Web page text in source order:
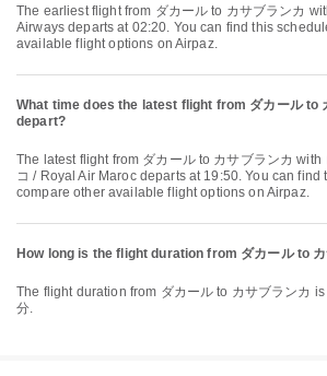
The earliest flight from ダカール to カサブランカ with カタール航空 / Qatar
Airways departs at 02:20. You can find this
available flight options on Airpaz.
What time does the latest flight from ダカール to
depart?
The latest flight from ダカール to カサブランカ with ロイヤル・エア・モロッ
コ / Royal Air Maroc departs at 19:50. You can find
compare other available flight options on Airpaz.
How long is the flight duration from ダカール to
The flight duration from ダカール to カサブランカ is approximately 4時間2
分.